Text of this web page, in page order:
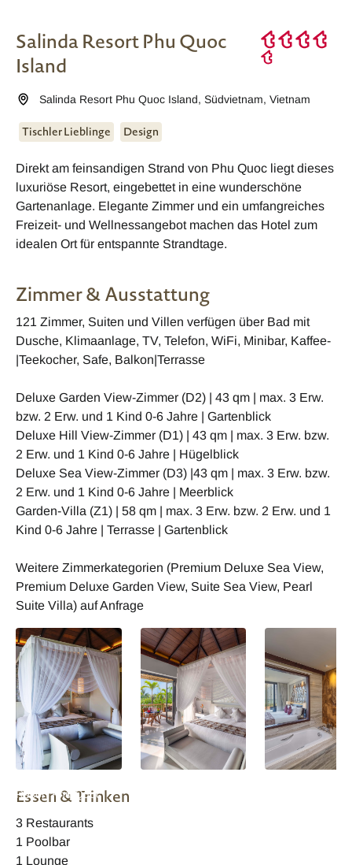
Salinda Resort Phu Quoc
Island
Salinda Resort Phu Quoc Island,Südvietnam,Vietnam
Tischler Lieblinge Design
Direkt am feinsandigen Strand von Phu Quoc liegt dieses
luxuriöse Resort, eingebettet in eine wunderschöne
Gartenanlage. Elegante Zimmer und ein umfangreiches
Freizeit- und Wellnessangebot machen das Hotel zum
idealen Ort für entspannte Strandtage.
Zimmer & Ausstattung
121 Zimmer, Suiten und Villen verfügen über Bad mit
Dusche, Klimaanlage, TV, Telefon, WiFi, Minibar, Kaffee-
|Teekocher, Safe, Balkon|Terrasse
Deluxe Garden View-Zimmer (D2) | 43 qm | max. 3 Erw.
bzw. 2 Erw. und 1 Kind 0-6 Jahre | Gartenblick
Deluxe Hill View-Zimmer (D1) | 43 qm | max. 3 Erw. bzw.
2 Erw. und 1 Kind 0-6 Jahre | Hügelblick
Deluxe Sea View-Zimmer (D3) |43 qm | max. 3 Erw. bzw.
2 Erw. und 1 Kind 0-6 Jahre | Meerblick
Garden-Villa (Z1) | 58 qm | max. 3 Erw. bzw. 2 Erw. und 1
Kind 0-6 Jahre | Terrasse | Gartenblick
Weitere Zimmerkategorien (Premium Deluxe Sea View,
Premium Deluxe Garden View, Suite Sea View, Pearl
Suite Villa) auf Anfrage
Resort Phu Quoc
Essen & Trinken
3 Restaurants
1 Poolbar
1 Lounge